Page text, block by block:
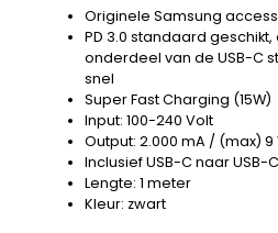
Originele Samsung
PD 3.0 standaard
onderdeel van de USB-C
snel
Super Fast Charging (15W)
Input: 100-240 Volt
Output: 2.000 mA / (max) 9
Inclusief USB-C naar USB-
Lengte: 1 meter
Kleur: zwart